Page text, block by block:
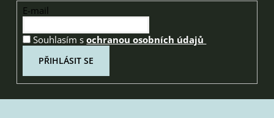
E-mail
Souhlasím sochranou osobních údajů
PŘIHLÁSIT SE